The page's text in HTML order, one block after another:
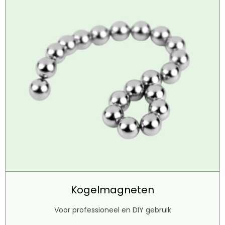
Kogelmagneten
Voor professioneel en DIY gebruik